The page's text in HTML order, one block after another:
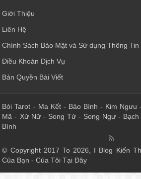
Giới Thiệu
Liên Hệ
Chính Sách Bảo Mật và Sử dụng Thông Tin
Điều Khoản Dịch Vụ
Bản Quyền Bài Viết
Bói Tarot - Ma Kết- Bảo Bình - Kim Ngưu -
Mã - Xử Nữ- Song Tử- Song Ngư-
Bình
© Copyright 2017 To 2026, I Blog Kiến
Của Bạn - Của Tôi Tại Đây